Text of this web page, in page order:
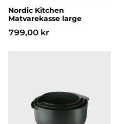
Nordic Kitchen
Matvarekasse large
799,00 kr